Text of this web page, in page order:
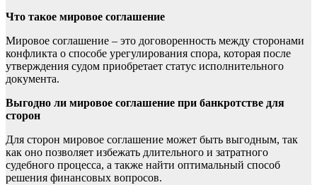
Что такое мировое соглашение
Мировое соглашение – это договоренность между сторонами
конфликта о способе урегулирования спора, которая после
утверждения судом приобретает статус исполнительного
документа.
Выгодно ли мировое соглашение при банкротстве для
сторон
Для сторон мировое соглашение может быть выгодным, так
как оно позволяет избежать длительного и затратного
судебного процесса, а также найти оптимальный способ
решения финансовых вопросов.